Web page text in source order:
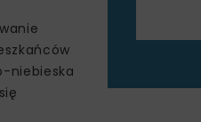
niebieska